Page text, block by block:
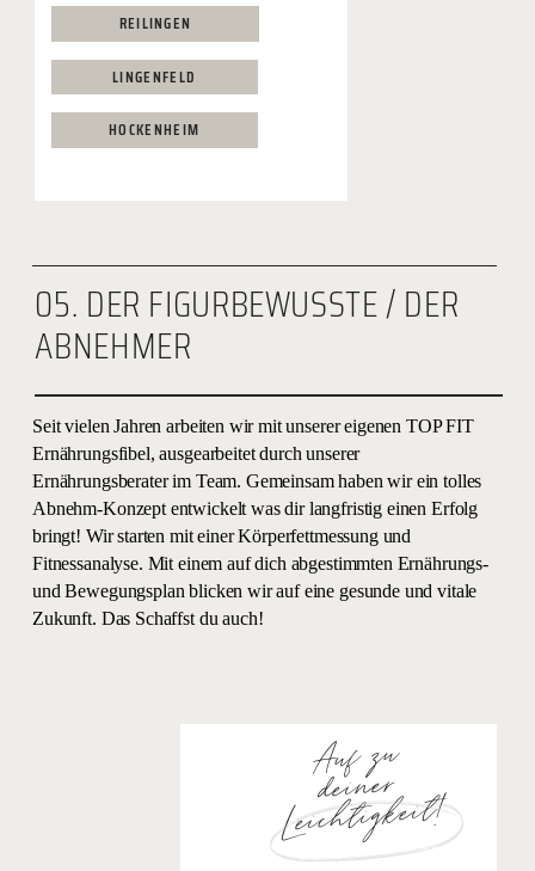
REILINGEN
LINGENFELD
HOCKENHEIM
05. DER FIGURBEWUSSTE / DER
ABNEHMER
Auf zu
deiner
Leichtigkeit!
Seit vielen Jahren arbeiten wir mit unserer eigenen TOP FIT
Ernährungsfibel, ausgearbeitet durch unserer
Ernährungsberater im Team. Gemeinsam haben wir ein tolles
Abnehm-Konzept entwickelt was dir langfristig einen Erfolg
bringt! Wir starten mit einer Körperfettmessung und
Fitnessanalyse. Mit einem auf dich abgestimmten Ernährungs-
und Bewegungsplan blicken wir auf eine gesunde und vitale
Zukunft. Das Schaffst du auch!